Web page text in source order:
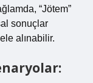
“Jötem”
sonuçlar
alınabilir.